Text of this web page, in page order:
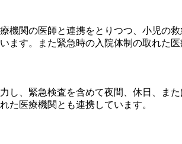
機関の医師と連携をとりつつ、小児の
す。また緊急時の入院体制の取れた医
し、緊急検査を含めて夜間、休日、ま
た医療機関とも連携しています。